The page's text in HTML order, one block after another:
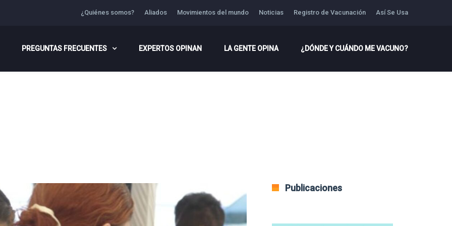
¿Quiénes somos? Aliados Movimientos del mundo Noticias Registro de Vacunación Así Se Usa
PREGUNTAS FRECUENTES EXPERTOS OPINAN LA GENTE OPINA ¿DÓNDE Y CUÁNDO ME VACUNO?
Publicaciones